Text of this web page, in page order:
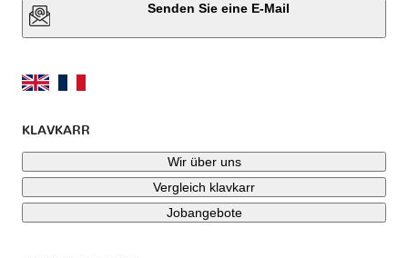
Senden Sie eine E-Mail
KLAVKARR
Wir über uns
Vergleich klavkarr
Jobangebote